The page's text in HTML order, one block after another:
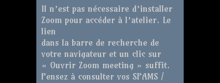
Il n’est pas nécessaire d’installer
Zoom pour accéder à l’atelier. Le
lien
dans la barre de recherche de
votre navigateur et un clic sur
« Ouvrir Zoom meeting » suffit.
Pensez à consulter vos SPAMS /